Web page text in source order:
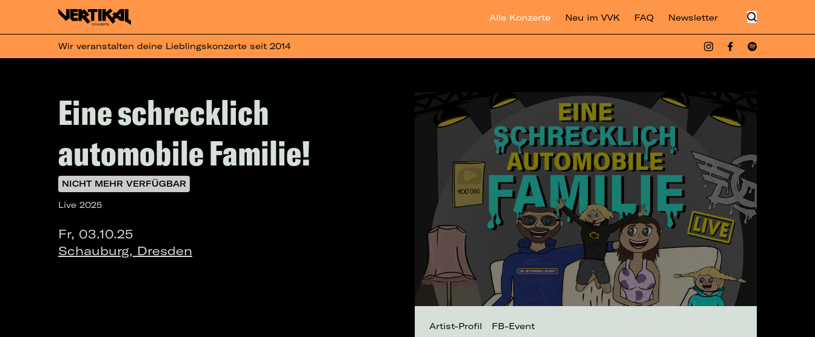
Alle Konzerte Neu im VVK FAQ Newsletter
Wir veranstalten deine Lieblingskonzerte seit 2014
Eine schrecklich
automobile Familie!
NICHT MEHR VERFÜGBAR
Live 2025
Fr, 03.10.25
Schauburg, Dresden
Artist-Profil FB-Event